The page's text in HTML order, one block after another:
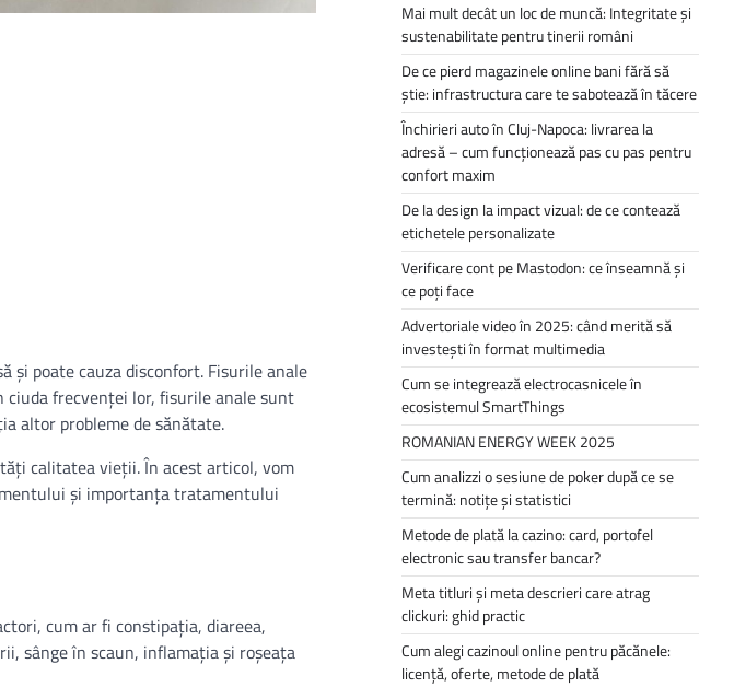
și poate cauza disconfort. Fisurile anale
frecvenței lor, fisurile anale sunt
altor probleme de sănătate.
calitatea vieții. În acest articol, vom
și importanța tratamentului
cum ar fi constipația, diareea,
sânge în scaun, inflamația și roșeața
Mai mult decât un loc de muncă: Integritate și
sustenabilitate pentru tinerii români
De ce pierd magazinele online bani fără să
știe: infrastructura care te sabotează în tăcere
Închirieri auto în Cluj-Napoca: livrarea la
adresă – cum funcționează pas cu pas pentru
confort maxim
De la design la impact vizual: de ce contează
etichetele personalizate
Verificare cont pe Mastodon: ce înseamnă și
ce poți face
Advertoriale video în 2025: când merită să
investești în format multimedia
Cum se integrează electrocasnicele în
ecosistemul SmartThings
ROMANIAN ENERGY WEEK 2025
Cum analizzi o sesiune de poker după ce se
termină: notițe și statistici
Metode de plată la cazino: card, portofel
electronic sau transfer bancar?
Meta titluri și meta descrieri care atrag
clickuri: ghid practic
Cum alegi cazinoul online pentru păcănele:
licență, oferte, metode de plată